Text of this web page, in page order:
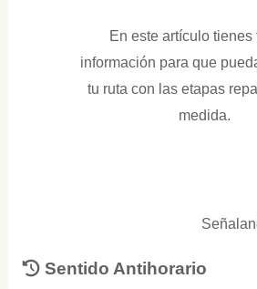
En este artículo tienes
información para que
tu ruta con las etapas
medida.
Sentido Antihorario